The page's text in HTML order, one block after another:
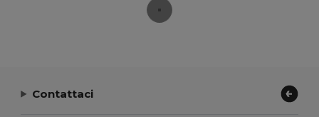
Contattaci